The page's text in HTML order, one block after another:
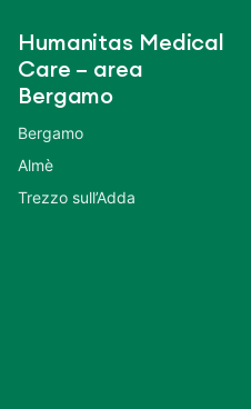
Humanitas Medical
Care – area
Bergamo
Bergamo
Almè
Trezzo sull’Adda